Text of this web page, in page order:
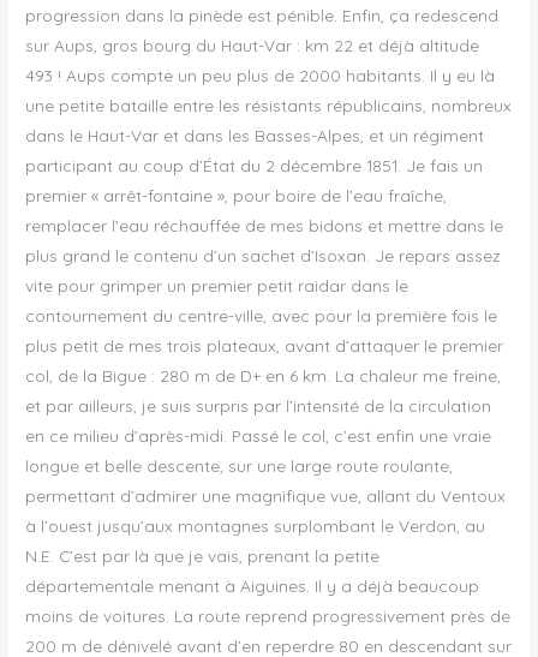
progression dans la pinède est pénible. Enfin, ça redescend
sur Aups, gros bourg du Haut-Var : km 22 et déjà altitude
493 ! Aups compte un peu plus de 2000 habitants. Il y eu là
une petite bataille entre les résistants républicains, nombreux
dans le Haut-Var et dans les Basses-Alpes, et un régiment
participant au coup d’État du 2 décembre 1851. Je fais un
premier « arrêt-fontaine », pour boire de l’eau fraîche,
remplacer l’eau réchauffée de mes bidons et mettre dans le
plus grand le contenu d’un sachet d’Isoxan. Je repars assez
vite pour grimper un premier petit raidar dans le
contournement du centre-ville, avec pour la première fois le
plus petit de mes trois plateaux, avant d’attaquer le premier
col, de la Bigue : 280 m de D+ en 6 km. La chaleur me freine,
et par ailleurs, je suis surpris par l’intensité de la circulation
en ce milieu d’après-midi. Passé le col, c’est enfin une vraie
longue et belle descente, sur une large route roulante,
permettant d’admirer une magnifique vue, allant du Ventoux
à l’ouest jusqu’aux montagnes surplombant le Verdon, au
N.E. C’est par là que je vais, prenant la petite
départementale menant à Aiguines. Il y a déjà beaucoup
moins de voitures. La route reprend progressivement près de
200 m de dénivelé avant d’en reperdre 80 en descendant sur